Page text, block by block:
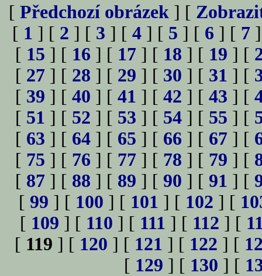
[ Předchozí obrázek ] [
[ 1 ] [ 2 ] [ 3 ] [ 4 ] [ 5 ] [ 6 ] [ 7
[ 15 ] [ 16 ] [ 17 ] [ 18 ] [ 19 ] [
[ 27 ] [ 28 ] [ 29 ] [ 30 ] [ 31 ] [
[ 39 ] [ 40 ] [ 41 ] [ 42 ] [ 43 ] [
[ 51 ] [ 52 ] [ 53 ] [ 54 ] [ 55 ] [
[ 63 ] [ 64 ] [ 65 ] [ 66 ] [ 67 ] [
[ 75 ] [ 76 ] [ 77 ] [ 78 ] [ 79 ] [
[ 87 ] [ 88 ] [ 89 ] [ 90 ] [ 91 ] [
[ 99 ] [ 100 ] [ 101 ] [ 102 ] [
[ 109 ] [ 110 ] [ 111 ] [ 112 ] [
[ 119 ] [ 120 ] [ 121 ] [ 122 ] [
[ 129 ] [ 130 ] [